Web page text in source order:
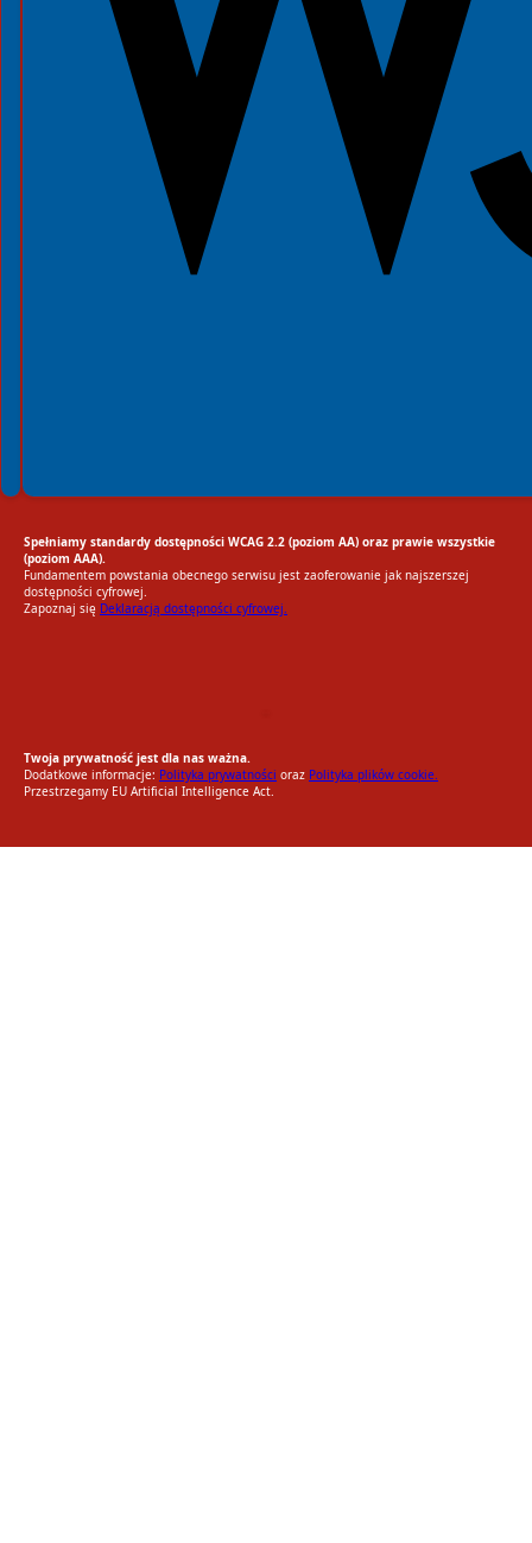
Spełniamy standardy dostępności WCAG 2.2 (poziom AA) oraz prawie wszystkie
(poziom AAA).
Fundamentem powstania obecnego serwisu jest zaoferowanie jak najszerszej
dostępności cyfrowej.
Zapoznaj się Deklaracją dostępności cyfrowej.
Twoja prywatność jest dla nas ważna.
Dodatkowe informacje: Polityka prywatności oraz Polityka plików cookie.
Przestrzegamy EU Artificial Intelligence Act.